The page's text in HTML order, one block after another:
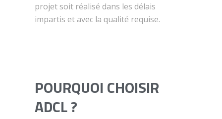
projet soit réalisé dans les délais
impartis et avec la qualité requise.
POURQUOI CHOISIR
ADCL ?